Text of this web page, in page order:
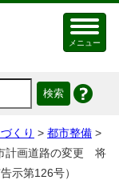
メニュー
くり > 都市整備 >
計画道路の変更 将
示第126号）